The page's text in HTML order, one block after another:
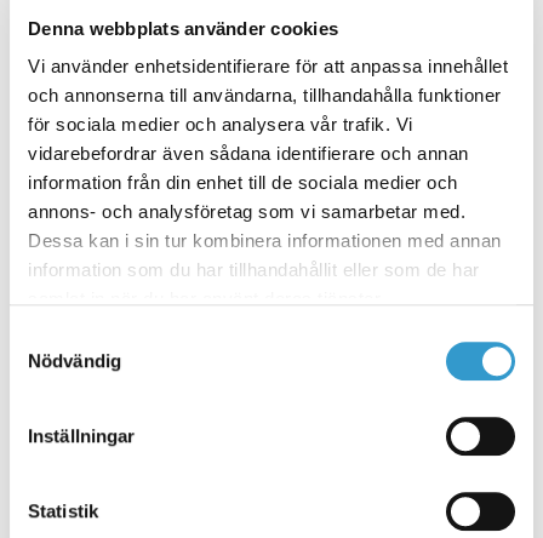
Denna webbplats använder cookies
Vi använder enhetsidentifierare för att anpassa innehållet
och annonserna till användarna, tillhandahålla funktioner
för sociala medier och analysera vår trafik. Vi
vidarebefordrar även sådana identifierare och annan
information från din enhet till de sociala medier och
annons- och analysföretag som vi samarbetar med.
Dessa kan i sin tur kombinera informationen med annan
information som du har tillhandahållit eller som de har
Nödvändig
Inställningar
Statistik
byggnad på tomten och uppleva hur
det kommer att se ut när det är
färdigbyggt. Du kan till och med gå in
i din byggnad och se hur utsikten blir
från exempelvis
vardagsrumsfönstren. Låt
kreativiteten flöda och upplev direkt
hur det kommer se ut.
Genom iArchitekt kan du
inte bara få pris för din